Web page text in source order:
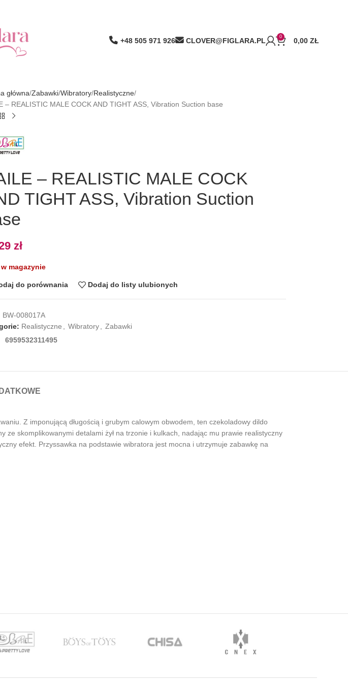
+48 505 971 926 CLOVER@FIGLARA.PL 0 0,00 ZŁ
główna Zabawki Wibratory Realistyczne
– REALISTIC MALE COCK AND TIGHT ASS, Vibration Suction base
– REALISTIC MALE COCK
TIGHT ASS, Vibration Suction
zł
magazynie
do porównania Dodaj do listy ulubionych
BW-008017A
Realistyczne Wibratory
Zabawki
6959532311495
Z imponującą długością i grubym calowym obwodem, ten czekoladowy dildo
skomplikowanymi detalami żył na trzonie i kulkach, nadając mu prawie realistyczny
efekt. Przyssawka na podstawie wibratora jest mocna i utrzymuje zabawkę na